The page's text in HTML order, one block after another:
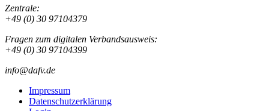
Zentrale:
+49 (0) 30 97104379
Fragen zum digitalen Verbandsausweis:
+49 (0) 30 97104399
info@dafv.de
Impressum
Datenschutzerklärung